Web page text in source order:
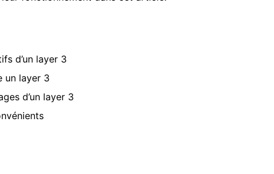
d’un layer 3
un layer 3
d’un layer 3